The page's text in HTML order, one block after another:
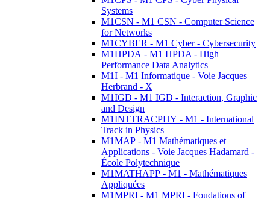
Systems
M1CSN - M1 CSN - Computer Science
for Networks
M1CYBER - M1 Cyber - Cybersecurity
M1HPDA - M1 HPDA - High
Performance Data Analytics
M1I - M1 Informatique - Voie Jacques
Herbrand - X
M1IGD - M1 IGD - Interaction, Graphic
and Design
M1INTTRACPHY - M1 - International
Track in Physics
M1MAP - M1 Mathématiques et
Applications - Voie Jacques Hadamard -
École Polytechnique
M1MATHAPP - M1 - Mathématiques
Appliquées
M1MPRI - M1 MPRI - Foudations of